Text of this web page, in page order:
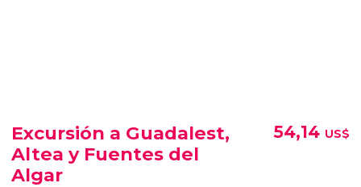
Excursión a Guadalest,
Altea y Fuentes del
Algar
54,14 US$